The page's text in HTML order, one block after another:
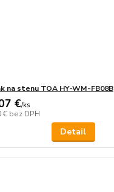
na stenu TOA HY-WM-FB08B
€/ks
€ bez DPH
Detail